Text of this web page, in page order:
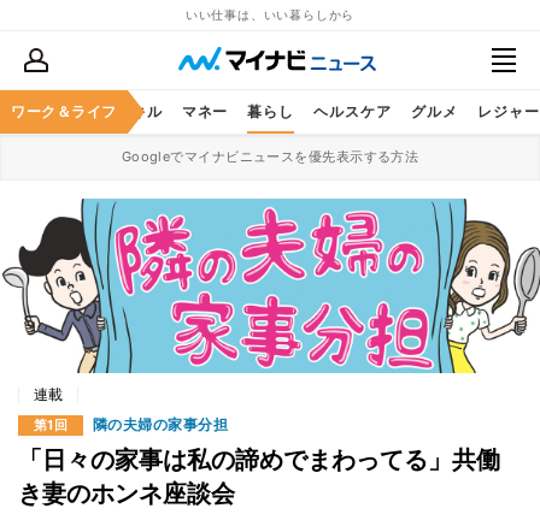
いい仕事は、いい暮らしから
ワーク＆ライフ
ア ビジネススキル マネー 暮らし ヘルスケア グルメ レジャー
Googleでマイナビニュースを優先表示する方法
連載
第1回 隣の夫婦の家事分担
「日々の家事は私の諦めでまわってる」共働
き妻のホンネ座談会